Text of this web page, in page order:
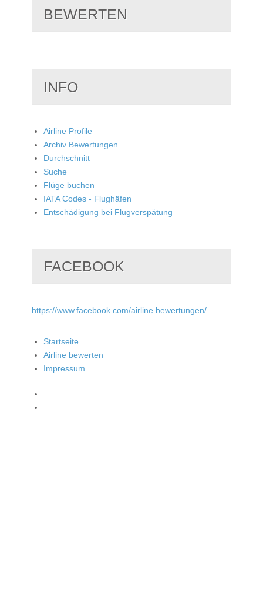
BEWERTEN
INFO
Airline Profile
Archiv Bewertungen
Durchschnitt
Suche
Flüge buchen
IATA Codes - Flughäfen
Entschädigung bei Flugverspätung
FACEBOOK
https://www.facebook.com/airline.bewertungen/
Startseite
Airline bewerten
Impressum